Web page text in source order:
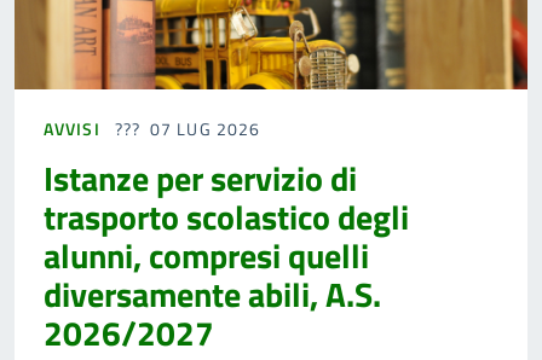
AVVISI 07 LUG 2026
Istanze per servizio di
trasporto scolastico degli
alunni, compresi quelli
diversamente abili, A.S.
2026/2027